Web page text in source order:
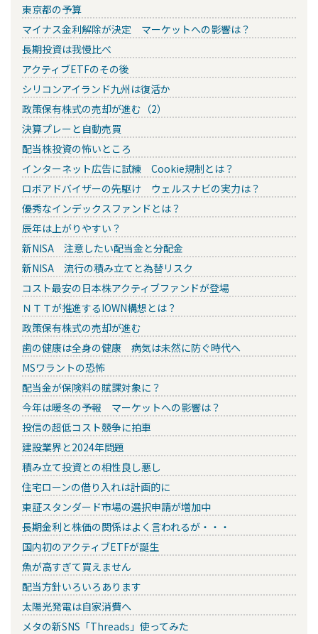
東京都の予算
マイナス金利解除が決定 マーケットへの影響は？
長期投資は我慢比べ
アクティブETFのその後
シリコンアイランド九州は復活か
政策保有株式の売却が進む（2）
決算プレーと自動売買
配当株投資の怖いところ
インターネット広告に試練 Cookie規制とは？
ロボアドバイザーの先駆け ウェルスナビの実力は？
優秀なインデックスファンドとは？
辰年は上がりやすい？
新NISA 注意したい配当金と分配金
新NISA 流行の積み立てと為替リスク
コスト最安の日本株アクティブファンドが登場
ＮＴＴが推進するIOWN構想とは？
政策保有株式の売却が進む
歯の健康は全身の健康 病気は未然に防ぐ時代へ
MSワラントの恐怖
配当金が保険料の賦課対象に？
今年は暖冬の予報 マーケットへの影響は？
投信の超低コスト競争に拍車
建設業界と2024年問題
積み立て投資との相性良し悪し
住宅ローンの借り入れは計画的に
東証スタンダード市場の選択申請が増加中
長期金利と株価の関係はよく言われるが・・・
国内初のアクティブETFが誕生
魚が高すぎて買えません
配当方針いろいろあります
太陽光発電は自家消費へ
メタの新SNS「Threads」使ってみた